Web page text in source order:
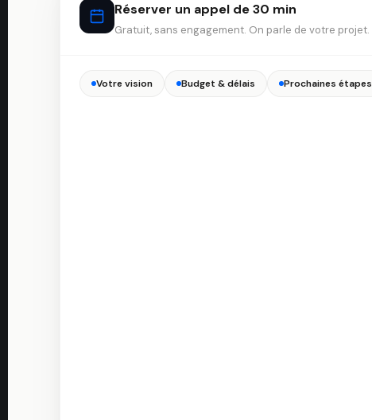
Réserver un appel de 30 min
Gratuit, sans engagement. On parle de votre projet.
Votre vision Budget & délais Prochaines étapes